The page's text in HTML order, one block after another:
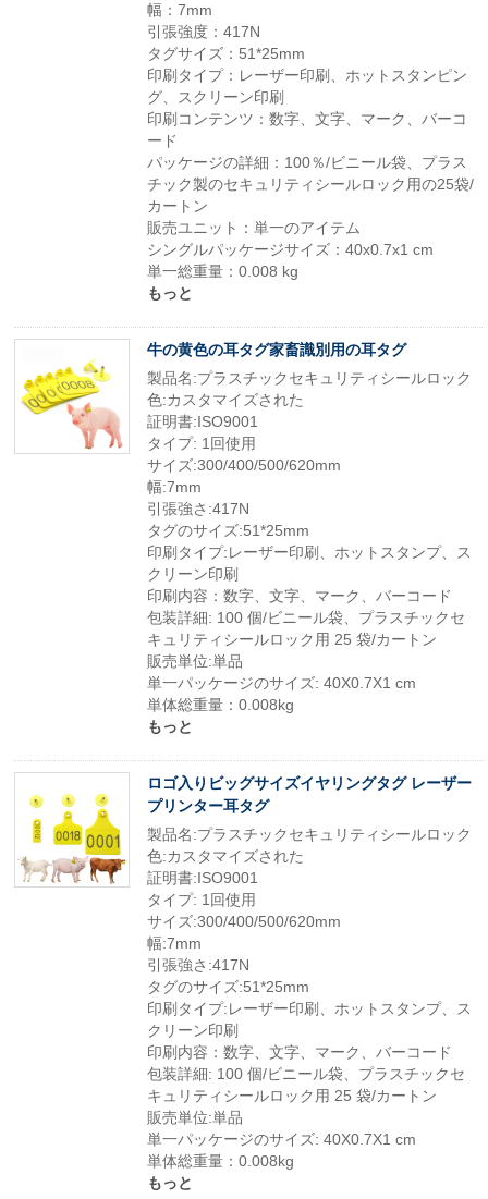
幅：7mm
引張強度：417N
タグサイズ：51*25mm
印刷タイプ：レーザー印刷、ホットスタンピン
グ、スクリーン印刷
印刷コンテンツ：数字、文字、マーク、バーコ
ード
パッケージの詳細：100％/ビニール袋、プラス
チック製のセキュリティシールロック用の25袋/
カートン
販売ユニット：単一のアイテム
シングルパッケージサイズ：40x0.7x1 cm
単一総重量：0.008 kg
もっと
牛の黄色の耳タグ家畜識別用の耳タグ
製品名:プラスチックセキュリティシールロック
色:カスタマイズされた
証明書:ISO9001
タイプ: 1回使用
サイズ:300/400/500/620mm
幅:7mm
引張強さ:417N
タグのサイズ:51*25mm
印刷タイプ:レーザー印刷、ホットスタンプ、ス
クリーン印刷
印刷内容：数字、文字、マーク、バーコード
包装詳細: 100 個/ビニール袋、プラスチックセ
キュリティシールロック用 25 袋/カートン
販売単位:単品
単一パッケージのサイズ: 40X0.7X1 cm
単体総重量：0.008kg
もっと
ロゴ入りビッグサイズイヤリングタグ レーザー
プリンター耳タグ
製品名:プラスチックセキュリティシールロック
色:カスタマイズされた
証明書:ISO9001
タイプ: 1回使用
サイズ:300/400/500/620mm
幅:7mm
引張強さ:417N
タグのサイズ:51*25mm
印刷タイプ:レーザー印刷、ホットスタンプ、ス
クリーン印刷
印刷内容：数字、文字、マーク、バーコード
包装詳細: 100 個/ビニール袋、プラスチックセ
キュリティシールロック用 25 袋/カートン
販売単位:単品
単一パッケージのサイズ: 40X0.7X1 cm
単体総重量：0.008kg
もっと